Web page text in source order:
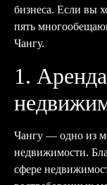
бизнеса. Если вы
пять
Чангу.
1.
Чангу — одно из
недвижимости.
сфере